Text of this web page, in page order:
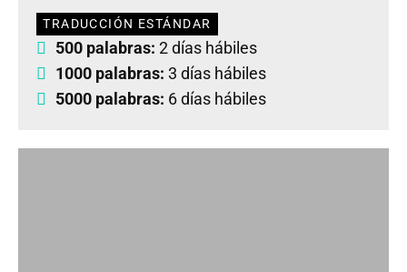
TRADUCCIÓN ESTÁNDAR
500 palabras: 2 días hábiles
1000 palabras: 3 días hábiles
5000 palabras: 6 días hábiles